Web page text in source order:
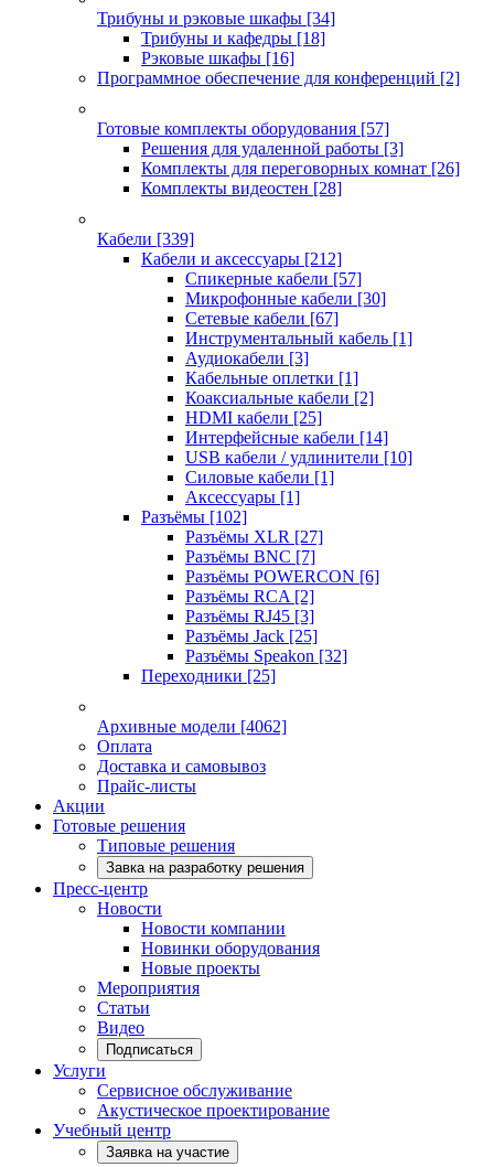
Трибуны и рэковые шкафы [34]
Трибуны и кафедры [18]
Рэковые шкафы [16]
Программное обеспечение для конференций [2]
Готовые комплекты оборудования [57]
Решения для удаленной работы [3]
Комплекты для переговорных комнат [26]
Комплекты видеостен [28]
Кабели [339]
Кабели и аксессуары [212]
Спикерные кабели [57]
Микрофонные кабели [30]
Сетевые кабели [67]
Инструментальный кабель [1]
Аудиокабели [3]
Кабельные оплетки [1]
Коаксиальные кабели [2]
HDMI кабели [25]
Интерфейсные кабели [14]
USB кабели / удлинители [10]
Силовые кабели [1]
Аксессуары [1]
Разъёмы [102]
Разъёмы XLR [27]
Разъёмы BNC [7]
Разъёмы POWERCON [6]
Разъёмы RCA [2]
Разъёмы RJ45 [3]
Разъёмы Jack [25]
Разъёмы Speakon [32]
Переходники [25]
Архивные модели [4062]
Оплата
Доставка и самовывоз
Прайс-листы
Акции
Готовые решения
Типовые решения
Завка на разработку решения
Пресс-центр
Новости
Новости компании
Новинки оборудования
Новые проекты
Мероприятия
Статьи
Видео
Подписаться
Услуги
Сервисное обслуживание
Акустическое проектирование
Учебный центр
Заявка на участие